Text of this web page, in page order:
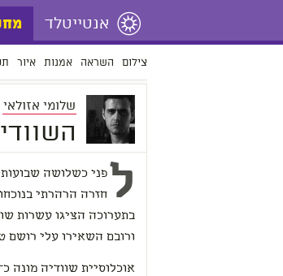
אנטייטלד
צילום השראה אמנות איור
שלומי אזולאי
ל פני כשלושה שבועות
חזרה הרהרתי
בתערוכה הציגו עשרות
ורובם השאירו עלי רושם